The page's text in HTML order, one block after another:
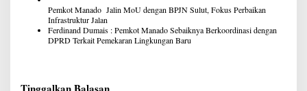
Pemkot Manado Jalin MoU dengan BPJN Sulut, Fokus Perbaikan
Infrastruktur Jalan
Ferdinand Dumais : Pemkot Manado Sebaiknya Berkoordinasi dengan
DPRD Terkait Pemekaran Lingkungan Baru